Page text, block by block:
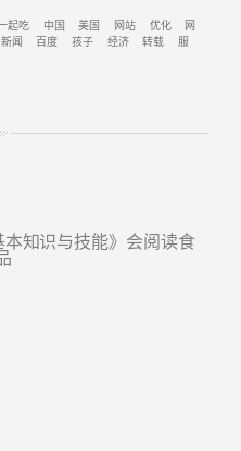
起吃 中国 美国 网站 优化
网
新闻 百度 孩子 经济 转载
服
知识与技能》会阅读食